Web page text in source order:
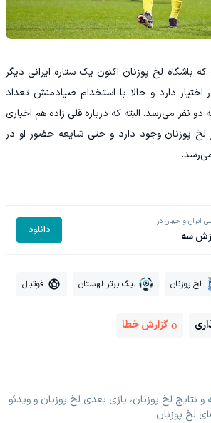
باشگاه لخ پوزنان اکنون یک ستاره ایرانی دیگر
اختیار دارد و حالا با استخدام صیادمنش تعداد
دو نفر می‌رسد. البته که درباره قلی زاده هم اخباری
لخ پوزنان وجود دارد و حتی شایعه حضور او در
ایران و جهان در
سه دانلود
لخ پوزنان لیگ برتر لهستان فوتبال
گزارش خطا
و نتایج لخ پوزنان، بازی بعدی لخ پوزنان و ویدئو
لخ پوزنان